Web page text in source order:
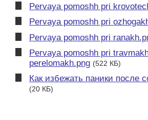
Pervaya pomoshh pri
Pervaya pomoshh pri
Pervaya pomoshh pri
Pervaya pomoshh pri
perelomakh.png (522 КБ)
Как избежать паники после
(20 КБ)